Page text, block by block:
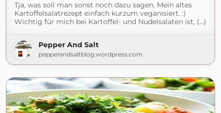
Tja, was soll man sonst noch dazu sagen. Mein altes
Kartoffelsalatrezept einfach kurzum veganisiert. :)
Wichtig für mich bei Kartoffel- und Nudelsalaten ist, (...)
Pepper And Salt
pepperandsaltblog.wordpress.com